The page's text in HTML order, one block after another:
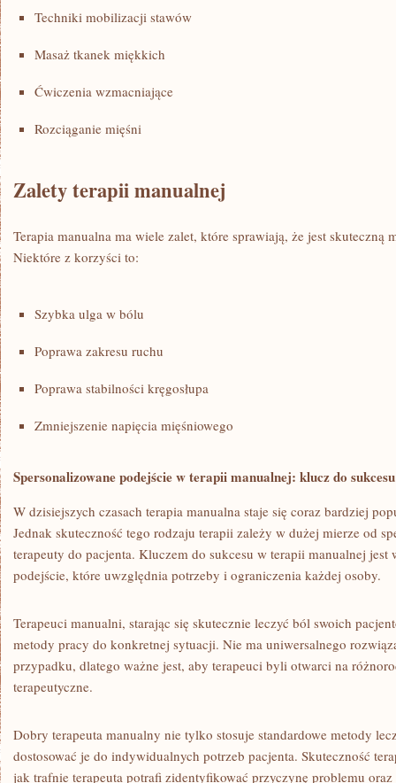
Techniki mobilizacji stawów
Masaż tkanek miękkich
Ćwiczenia​ wzmacniające
Rozciąganie mięśni
Zalety terapii manualnej
Terapia ‌manualna ⁣ma wiele zalet, które sprawiają, że jest​ skuteczną
Niektóre⁢ z korzyści ⁤to:
Szybka ulga‍ w bólu
Poprawa zakresu⁣ ruchu
Poprawa stabilności kręgosłupa
Zmniejszenie napięcia mięśniowego
Spersonalizowane podejście w terapii ⁢manualnej: klucz do⁤ sukcesu
W dzisiejszych czasach terapia manualna staje ⁣się coraz‍ bardziej
Jednak skuteczność tego ⁢rodzaju terapii zależy w ​dużej mierze‌ od
terapeuty do pacjenta. Kluczem do​ sukcesu w terapii ‍manualnej ‍jest
⁣podejście,⁢ które uwzględnia potrzeby i ograniczenia ⁣każdej⁤ osoby.
Terapeuci ⁣manualni, starając ​się skutecznie ‌leczyć ból ⁤swoich
metody ⁢pracy do konkretnej sytuacji.⁣ Nie⁤ ma uniwersalnego
przypadku, dlatego‌ ważne jest, aby terapeuci byli otwarci na
terapeutyczne.
Dobry terapeuta manualny nie tylko ‌stosuje ‍standardowe ⁣metody
⁤dostosować je ⁢do indywidualnych potrzeb pacjenta. ‍Skuteczność⁣
jak trafnie terapeuta potrafi zidentyfikować​ przyczynę problemu